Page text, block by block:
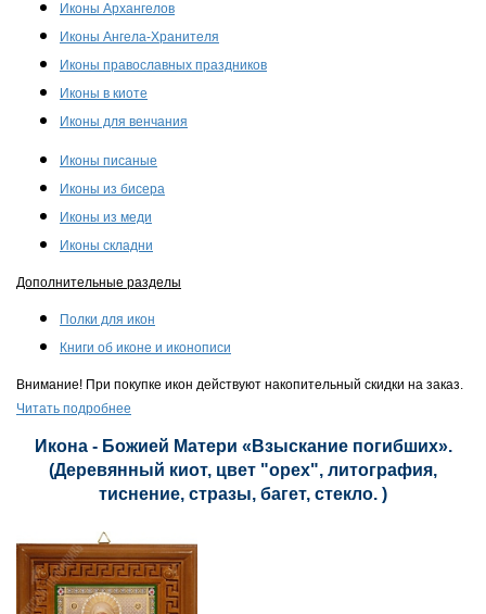
Иконы Архангелов
Иконы Ангела-Хранителя
Иконы православных праздников
Иконы в киоте
Иконы для венчания
Иконы писаные
Иконы из бисера
Иконы из меди
Иконы складни
Дополнительные разделы
Полки для икон
Книги об иконе и иконописи
Внимание! При покупке икон действуют накопительный скидки на заказ.
Читать подробнее
Икона - Божией Матери «Взыскание погибших».
(Деревянный киот, цвет "орех", литография,
тиснение, стразы, багет, стекло. )